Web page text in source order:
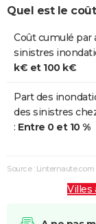
Boue
Inondations
et/ou
Coulées de
Inondations
et/ou
Boue
Inondations
Quel est le
Coût cumulé par
sinistres
k€ et 100 k€
Part des
des sinistres
: Entre 0 et 10 %
Source :
Villes